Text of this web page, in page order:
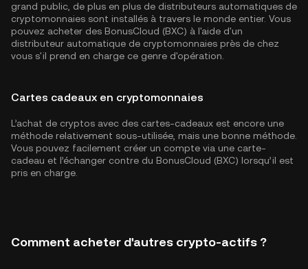
grand public, de plus en plus de distributeurs automatiques de
cryptomonnaies sont installés à travers le monde entier. Vous
pouvez acheter des BonusCloud (BXC) à l'aide d'un
distributeur automatique de cryptomonnaies près de chez
vous s'il prend en charge ce genre d'opération.
Cartes cadeaux en cryptomonnaies
L’achat de cryptos avec des cartes-cadeaux est encore une
méthode relativement sous-utilisée, mais une bonne méthode.
Vous pouvez facilement créer un compte via une carte-
cadeau et l’échanger contre du BonusCloud (BXC) lorsqu’il est
pris en charge.
Comment acheter d'autres crypto-actifs ?